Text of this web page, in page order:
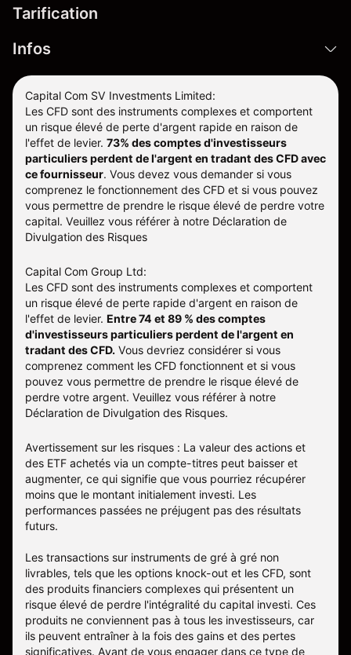
Tarification
Infos
Capital Com SV Investments Limited:
Les CFD sont des instruments complexes et comportent
un risque élevé de perte d'argent rapide en raison de
l'effet de levier. 73% des comptes d'investisseurs
particuliers perdent de l'argent en tradant des CFD avec
ce fournisseur. Vous devez vous demander si vous
comprenez le fonctionnement des CFD et si vous pouvez
vous permettre de prendre le risque élevé de perdre votre
capital. Veuillez vous référer à notre Déclaration de
Divulgation des Risques
Capital Com Group Ltd:
Les CFD sont des instruments complexes et comportent
un risque élevé de perte rapide d'argent en raison de
l'effet de levier. Entre 74 et 89 % des comptes
d'investisseurs particuliers perdent de l'argent en
tradant des CFD. Vous devriez considérer si vous
comprenez comment les CFD fonctionnent et si vous
pouvez vous permettre de prendre le risque élevé de
perdre votre argent. Veuillez vous référer à notre
Déclaration de Divulgation des Risques.
Avertissement sur les risques : La valeur des actions et
des ETF achetés via un compte-titres peut baisser et
augmenter, ce qui signifie que vous pourriez récupérer
moins que le montant initialement investi. Les
performances passées ne préjugent pas des résultats
futurs.
Les transactions sur instruments de gré à gré non
livrables, tels que les options knock-out et les CFD, sont
des produits financiers complexes qui présentent un
risque élevé de perdre l'intégralité du capital investi. Ces
produits ne conviennent pas à tous les investisseurs, car
ils peuvent entraîner à la fois des gains et des pertes
significatives. Avant de vous engager dans ce type de